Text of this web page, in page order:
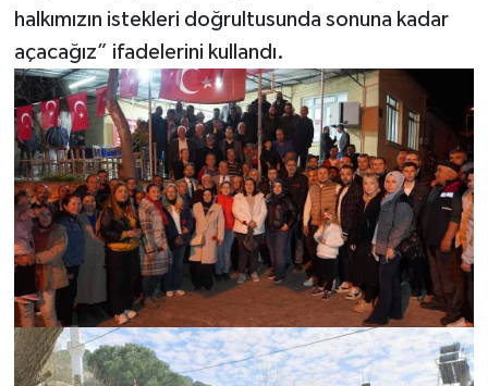
halkımızın istekleri doğrultusunda sonuna kadar
açacağız” ifadelerini kullandı.